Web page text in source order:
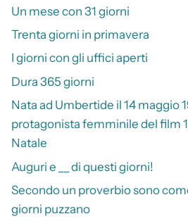
Un mese con 31 giorni
Trenta giorni in primavera
I giorni con gli uffici aperti
Dura 365 giorni
Nata ad Umbertide il 14 maggio
protagonista femminile del film
Natale
Auguri e __ di questi giorni!
Secondo un proverbio sono
giorni puzzano